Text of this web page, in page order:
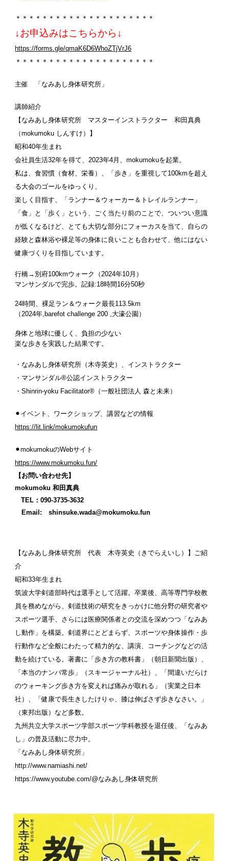
＊＊＊＊＊＊＊＊＊＊＊＊＊＊＊＊＊＊＊＊＊
↓お申込みはこちらから↓
https://forms.gle/qmaK6D6WhoZTjVrJ6
＊＊＊＊＊＊＊＊＊＊＊＊＊＊＊＊＊＊＊＊＊
主催 「なみあし身体研究所」
講師紹介
【なみあし身体研究所 マスターインストラクター 和田真典
（mokumoku しんすけ）】
昭和40年生まれ
会社員生活32年を得て、2023年4月、mokumokuを起業。
私は、食習慣（食材、栄養）、「歩き」を重視して100kmを超え
る大会のゴールをゆっくり、
楽しく目指す、「ランナー＆ウォーカー＆トレイルランナー」
「食」と「歩く」という、ごく当たり前のことで、ついつい意識
が低くなるけど、とても大切な部分にフォーカスを当て、自らの
経験と森林浴や裸足等の身体に良いことも合わせて、他にはない
健康づくりを目指しています。
行橋→別府100kmウォーク（2024年10月）
マンサンダルで完歩。記録:18時間16分50秒
24時間、裸足ラン＆ウォーク最長113.5km
（2024年,barefot challenge 200 ,大濠公園）
身体と地球に優しく、負担の少ない
楽な歩きを実践した結果です。
・なみあし身体研究所（木寺英史）、インストラクター
・マンサンダル®︎公認インストラクター
・Shinrin-yoku Facilitator®︎（一般社団法人 森と未来）
⚫︎イベント、ワークショップ、講習などの情報
https://lit.link/mokumokufun
⚫︎mokumokuのWebサイト
https://www.mokumoku.fun/
【お問い合わせ先】
mokumoku 和田真典
TEL：090-3735-3632
Email: shinsuke.wada@mokumoku.fun
【なみあし身体研究所 代表 木寺英史（きでらえいし）】ご紹
介
昭和33年生まれ
筑波大学剣道部時代は選手として活躍。卒業後、高等専門学校教
員を務めながら、剣道技術の研究をきっかけに他分野の研究者や
スポーツ選手、さらには医療関係者との交流を深めつつ「なみあ
し動作」を構築。剣道界にとどまらず、スポーツや身体操作・歩
行動作など全般にわたって精力的な、講演、コーチングなどの活
動を続けている。著書に「歩き方の教科書」（朝日新聞出版）、
「本当のナンバ常歩」（スキージャーナル社）、「間違いだらけ
のウォーキング歩き方を変えれば痛みが取れる」（実業之日本
社）、「健康で長生きしたけりゃ、膝は伸ばさず歩きなさい。」
（東邦出版）など多数。
九州共立大学スポーツ学部スポーツ学科教授を退任後、「なみあ
し」の普及活動に尽力中。
「なみあし身体研究所」
http://www.namiashi.net/
https://www.youtube.com/@なみあし身体研究所